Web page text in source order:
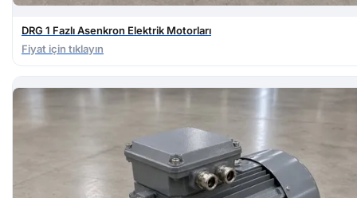
DRG 1 Fazlı Asenkron Elektrik Motorları
Fiyat için tıklayın